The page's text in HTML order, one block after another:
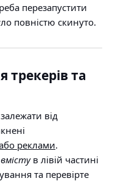
перезапустити
повністю скинуто.
трекерів та
від
реклами.
в лівій частині
та перевірте